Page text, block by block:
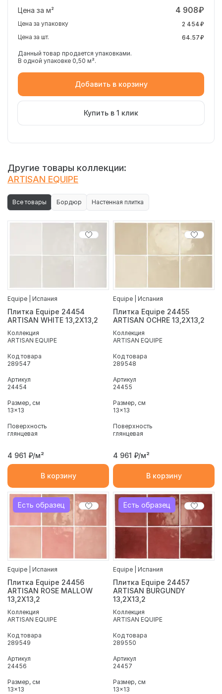
Цена за м² 4 908₽
Цена за упаковку
2 454₽
Цена за шт.
64.57₽
Данный товар продается упаковками.
В одной упаковке 0,50 м².
Добавить в корзину
Купить в 1 клик
Другие товары коллекции:
ARTISAN EQUIPE
Все товары Бордюр Настенная плитка
Equipe | Испания
Плитка Equipe 24454
ARTISAN WHITE 13,2X13,2
Коллекция
ARTISAN EQUIPE
Код товара
289547
Артикул
24454
Размер, см
13x13
Поверхность
глянцевая
4 961 ₽/м²
В корзину
Equipe | Испания
Плитка Equipe 24455
ARTISAN OCHRE 13,2X13,2
Коллекция
ARTISAN EQUIPE
Код товара
289548
Артикул
24455
Размер, см
13x13
Поверхность
глянцевая
4 961 ₽/м²
В корзину
Есть образец
Equipe | Испания
Плитка Equipe 24456
ARTISAN ROSE MALLOW
13,2X13,2
Коллекция
ARTISAN EQUIPE
Код товара
289549
Артикул
24456
Размер, см
13x13
Есть образец
Equipe | Испания
Плитка Equipe 24457
ARTISAN BURGUNDY
13,2X13,2
Коллекция
ARTISAN EQUIPE
Код товара
289550
Артикул
24457
Размер, см
13x13